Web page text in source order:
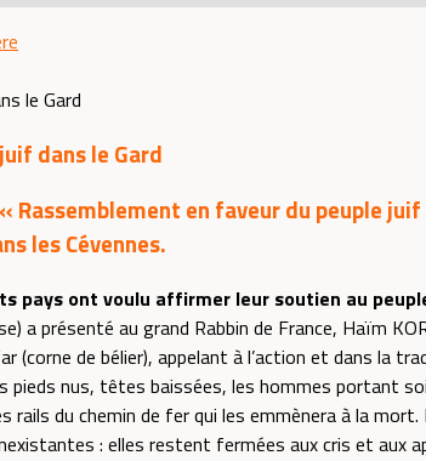
dans le Gard
« Rassemblement en faveur du peuple
les Cévennes.
pays ont voulu affirmer leur soutien au
a présenté au grand Rabbin de France, Haïm
(corne de bélier), appelant à l’action et dans la
pieds nus, têtes baissées, les hommes portant
du chemin de fer qui les emmènera à la
: elles restent fermées aux cris et aux